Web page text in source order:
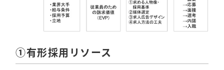
①有形採用リソース